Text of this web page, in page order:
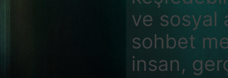
ve sosyal
sohbet
insan,